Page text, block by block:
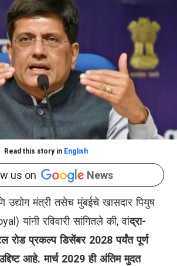
Read this story in English
us on News
उद्योग मंत्री तसेच मुंबईचे खासदार पियुष
यांनी रविवारी सांगितले की, वांद्रा-
रोड प्रकल्प डिसेंबर 2028 पर्यंत पूर्ण
आहे. मार्च 2029 ही अंतिम मुदत